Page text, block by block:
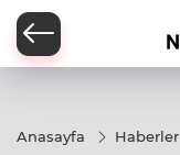
Anasayfa Haberler